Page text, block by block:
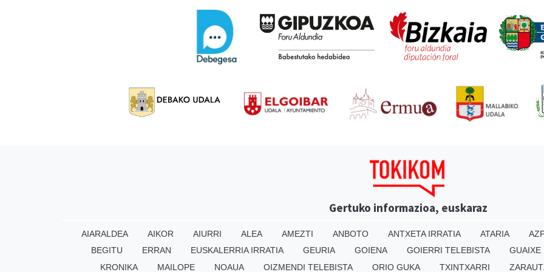
Gertuko informazioa, euskaraz
AIARALDEA AIKOR AIURRI ALEA AMEZTI ANBOTO ANTXETA IRRATIA ATARIA
BEGITU
ERRAN EUSKALERRIA IRRATIA GEURIA GOIENA GOIERRI TELEBISTA
GUAIXE
KRONIKA
MAILOPE NOAUA OIZMENDI TELEBISTA ORIO GUKA TXINTXARRI